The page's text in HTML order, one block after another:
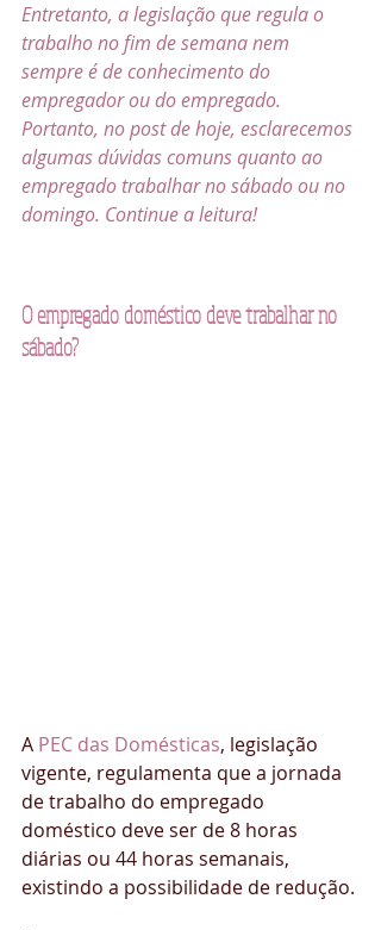
Entretanto, a legislação que regula o
trabalho no fim de semana nem
sempre é de conhecimento do
empregador ou do empregado.
Portanto, no post de hoje, esclarecemos
algumas dúvidas comuns quanto ao
empregado trabalhar no sábado ou no
domingo. Continue a leitura!
O empregado doméstico deve trabalhar no
sábado?
A PEC das Domésticas, legislação
vigente, regulamenta que a jornada
de trabalho do empregado
doméstico deve ser de 8 horas
diárias ou 44 horas semanais,
existindo a possibilidade de redução.